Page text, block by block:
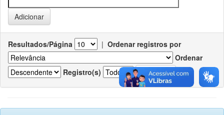
Resultados/Página | Ordenar registros por
Ordenar
Registro(s)